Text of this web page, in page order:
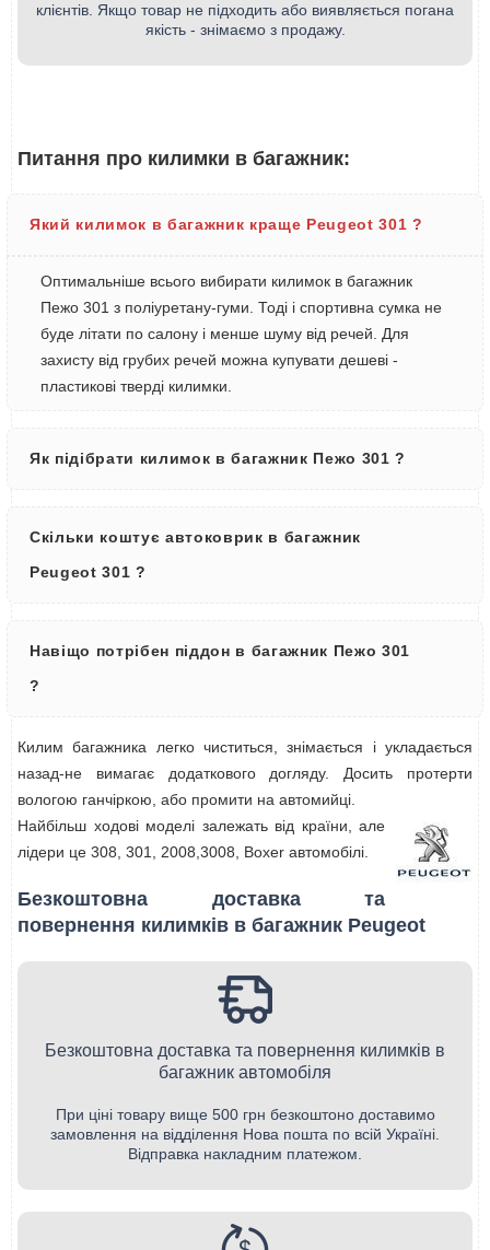
клієнтів. Якщо товар не підходить або виявляється погана
якість - знімаємо з продажу.
Питання про килимки в багажник:
Який килимок в багажник краще Peugeot 301 ?
Оптимальніше всього вибирати килимок в багажник
Пежо 301 з поліуретану-гуми. Тоді і спортивна сумка не
буде літати по салону і менше шуму від речей. Для
захисту від грубих речей можна купувати дешеві -
пластикові тверді килимки.
Як підібрати килимок в багажник Пежо 301 ?
Скільки коштує автоковрик в багажник
Peugeot 301 ?
Навіщо потрібен піддон в багажник Пежо 301
?
Килим багажника легко чиститься, знімається і укладається
назад-не вимагає додаткового догляду. Досить протерти
вологою ганчіркою, або промити на автомийці.
Найбільш ходові моделі залежать від країни, але
лідери це 308, 301, 2008,3008, Boxer автомобілі.
Безкоштовна доставка та
повернення килимків в багажник Peugeot
Безкоштовна доставка та повернення килимків в
багажник автомобіля
При ціні товару вище 500 грн безкоштоно доставимо
замовлення на відділення Нова пошта по всій Україні.
Відправка накладним платежом.